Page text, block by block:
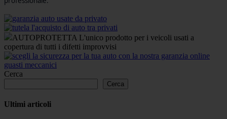
AUTOPROTETTA L'unico prodotto per i veicoli usati a
copertura di tutti i difetti improvvisi
Cerca
Cerca
Ultimi articoli